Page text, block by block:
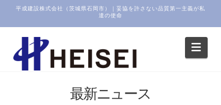
平成建設株式会社（茨城県石岡市）｜妥協を許さない品質第一主義が私
達の使命
最新ニュース